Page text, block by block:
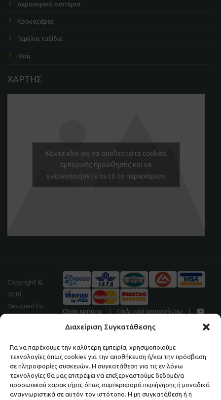
Διαχείριση Συγκατάθεσης
Για να παρέχουμε την καλύτερη εμπειρία, χρησιμοποιούμε
τεχνολογίες όπως cookies για την αποθήκευση ή/και την πρόσβαση
σε πληροφορίες συσκευών. Η συγκατάθεση για τις εν λόγω
τεχνολογίες θα μας επιτρέψει να επεξεργαστούμε δεδομένα
προσωπικού χαρακτήρα, όπως συμπεριφορά περιήγησης ή μοναδικά
αναγνωριστικά σε αυτόν τον ιστότοπο. Η μη συγκατάθεση ή η
Αεροπορικά εισιτήρια
Κρουαζιέρες
Γαμήλια ταξίδια
Blog
ΧΑΡΤΗΣ
Κάντε κλικ για να αποδεχτείτε cookies
εμπορικής προώθησης και να
ενεργοποιήσετε αυτό το περιεχόμενο
Copyright ©
2018
Designed by
Όροι χρήσης Πολιτική απορρήτου
Μάθετε πρώτοι τα νέα και τις προσφορές μας.
ΕΓΓΡΑΦΕΙΤΕ ΣΤΟ NEWSLETTER ΜΑΣ.